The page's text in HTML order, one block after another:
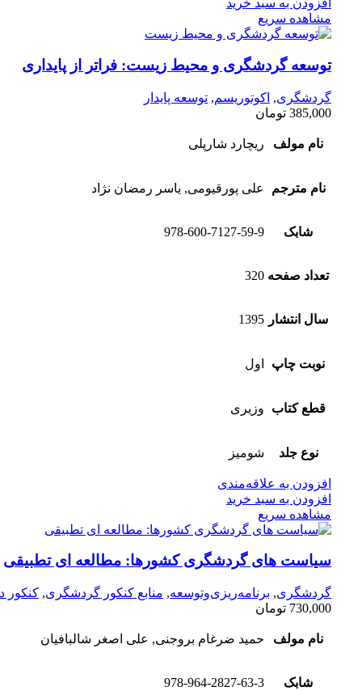
افزودن به سبد خرید
مشاهده سریع
توسعه گردشگری و محیط زیست: فراتر از پایداری
گردشگری, اکوتوریسم, توسعه پایدار
385,000 تومان
نام مولف ریچارد شارپلی
نام مترجم علی پورقیومی, یاسر رمضان نژاد
شابک 978-600-7127-59-9
تعداد صفحه 320
سال انتشار 1395
نوبت چاپ اول
قطع کتاب وزیری
نوع جلد شومیز
افزودن به علاقه‌مندی
افزودن به سبد خرید
مشاهده سریع
سیاست های گردشگری کشورها: مطالعه ای تطبیقی
گردشگری, برنامه‌ریزی‌وتوسعه, منابع کنکور گردشگری, کنکور
730,000 تومان
نام مولف حمید ضرغام بروجنی, علی اصغر شالبافیان
شابک 978-964-2827-63-3